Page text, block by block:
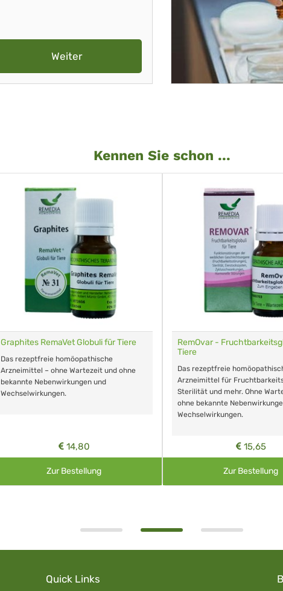
Weiter
Kennen Sie schon ...
Graphites RemaVet Globuli für Tiere
Das rezeptfreie homöopathische
Arzneimittel – ohne Wartezeit und ohne
bekannte Nebenwirkungen und
Wechselwirkungen.
14,80
Zur Bestellung
RemOvar -
Tiere
Das rezeptfreie
Arzneimittel für
Sterilität und mehr. Ohne
ohne bekannte
Wechselwirkungen.
15,65
Zur Bestellung
Quick Links